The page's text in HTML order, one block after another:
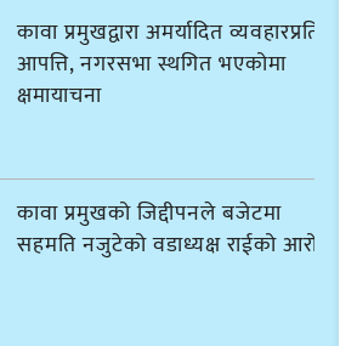
कावा प्रमुखद्वारा अमर्यादित व्यवहारप्रति
आपत्ति, नगरसभा स्थगित भएकोमा
क्षमायाचना
कावा प्रमुखको जिद्दीपनले बजेटमा
सहमति नजुटेको वडाध्यक्ष राईको आरोप